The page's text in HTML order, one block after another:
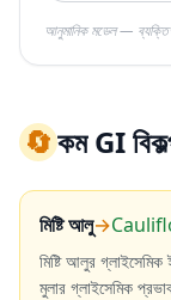
আনুমানিক মডেল —
🔄কম GI
মিষ্টি আলু→
মিষ্টি আলুর
মুলার গ্লাইসেমিক